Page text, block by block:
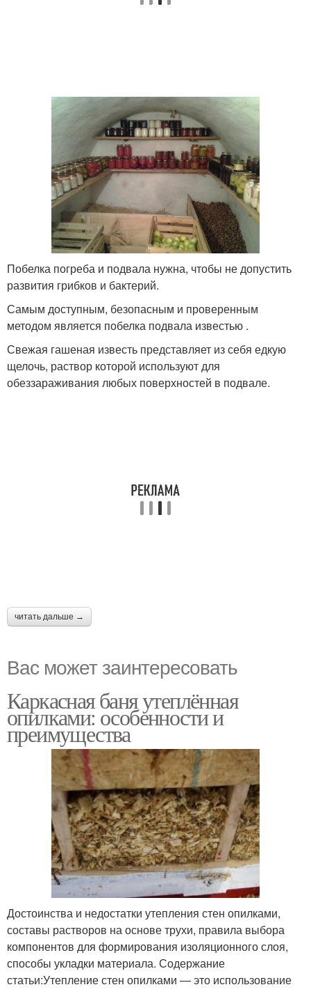
Побелка погреба и подвала нужна, чтобы не допустить
развития грибков и бактерий.
Самым доступным, безопасным и проверенным
методом является побелка подвала известью .
Свежая гашеная известь представляет из себя едкую
щелочь, раствор которой используют для
обеззараживания любых поверхностей в подвале.
читать дальше →
Вас может заинтересовать
Каркасная баня утеплённая
опилками: особенности и
преимущества
Достоинства и недостатки утепления стен опилками,
составы растворов на основе трухи, правила выбора
компонентов для формирования изоляционного слоя,
способы укладки материала. Содержание
статьи:Утепление стен опилками — это использование